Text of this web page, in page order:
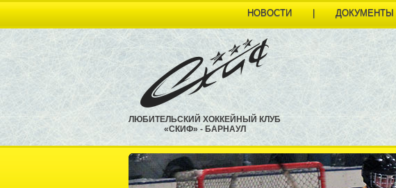
НОВОСТИ | ДОКУМЕНТЫ
ЛЮБИТЕЛЬСКИЙ ХОККЕЙНЫЙ КЛУБ
«СКИФ» - БАРНАУЛ